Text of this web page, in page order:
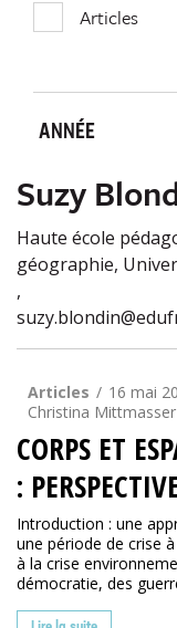
Articles
ANNÉE
Suzy
Haute école
géographie,
,
Articles 16 mai
Christina
CORPS ET
:
Introduction : une
une période de crise
à la crise
démocratie, des